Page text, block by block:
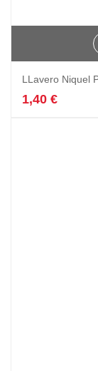
LLavero Niquel
1,40 €